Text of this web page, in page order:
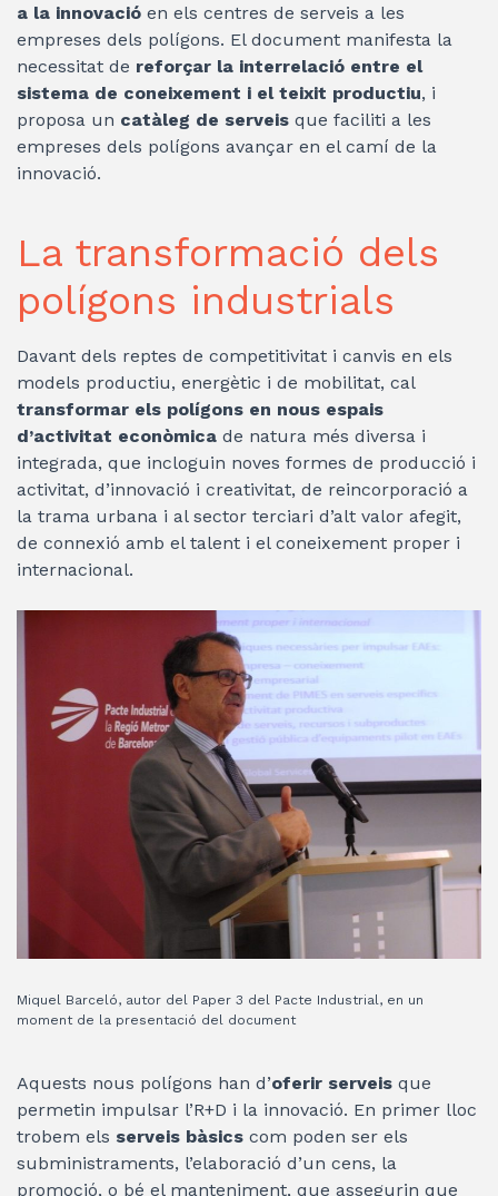
a la innovació en els centres de serveis a les
empreses dels polígons. El document manifesta la
necessitat de reforçar la interrelació entre el
sistema de coneixement i el teixit productiu, i
proposa un catàleg de serveis que faciliti a les
empreses dels polígons avançar en el camí de la
innovació.
La transformació dels
polígons industrials
Davant dels reptes de competitivitat i canvis en els
models productiu, energètic i de mobilitat, cal
transformar els polígons en nous espais
d’activitat econòmica de natura més diversa i
integrada, que incloguin noves formes de producció i
activitat, d’innovació i creativitat, de reincorporació a
la trama urbana i al sector terciari d’alt valor afegit,
de connexió amb el talent i el coneixement proper i
internacional.
Miquel Barceló, autor del Paper 3 del Pacte Industrial, en un
moment de la presentació del document
Aquests nous polígons han d’oferir serveis que
permetin impulsar l’R+D i la innovació. En primer lloc
trobem els serveis bàsics com poden ser els
subministraments, l’elaboració d’un cens, la
promoció, o bé el manteniment, que assegurin que